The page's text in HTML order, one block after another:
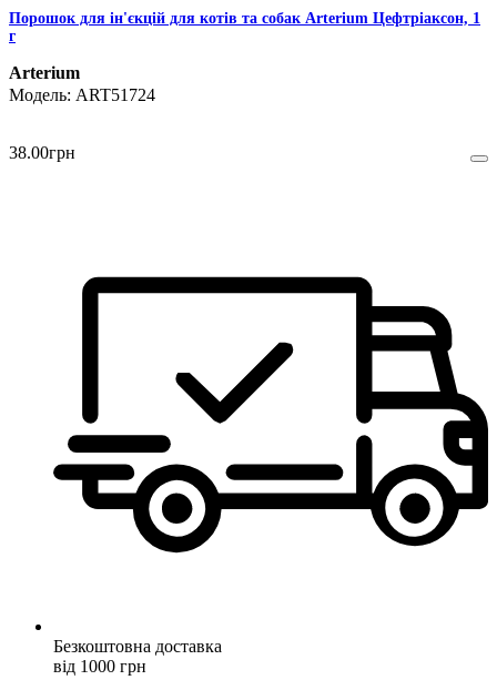
Порошок для ін'єкцій для котів та собак Arterium Цефтріаксон, 1
г
Arterium
ART51724
38.00грн
Безкоштовна доставка
від 1000 грн